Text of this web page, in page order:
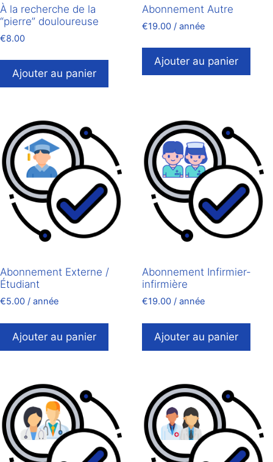
À la recherche de la
“pierre” douloureuse
€8.00
Ajouter au panier
Abonnement Autre
€19.00 / année
Ajouter au panier
Abonnement Externe /
Étudiant
€5.00 / année
Ajouter au panier
Abonnement Infirmier-
infirmière
€19.00 / année
Ajouter au panier